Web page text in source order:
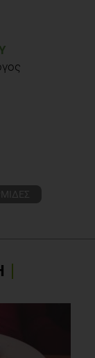
prebiotics. J.